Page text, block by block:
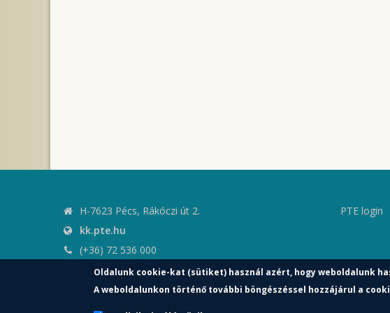
H-7623 Pécs, Rákóczi út 2.
kk.pte.hu
(+36) 72 536 000
kk.elnoki.hivatal@pte.hu
pte.hu
PTE login
Oldalunk cookie-kat (sütiket) használ azért, hogy weboldalunk
A weboldalunkon történő további böngészéssel hozzájárul a